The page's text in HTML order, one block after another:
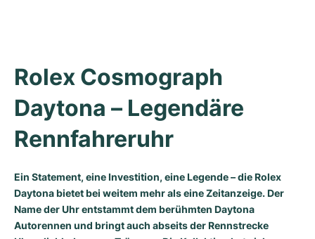
Rolex Cosmograph
Daytona – Legendäre
Rennfahreruhr
Ein Statement, eine Investition, eine Legende – die Rolex
Daytona bietet bei weitem mehr als eine Zeitanzeige. Der
Name der Uhr entstammt dem berühmten Daytona
Autorennen und bringt auch abseits der Rennstrecke